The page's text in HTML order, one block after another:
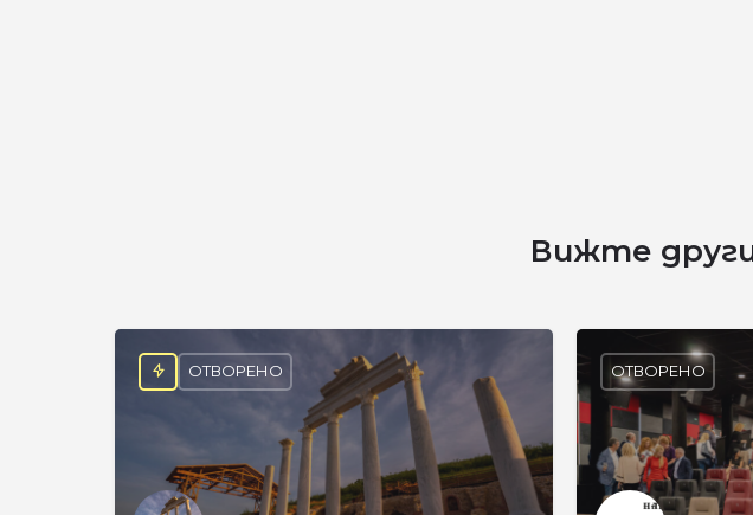
Вижте
ОТВОРЕНО ОТВОРЕНО